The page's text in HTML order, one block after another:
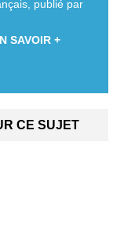
publié par
SAVOIR +
CE SUJET